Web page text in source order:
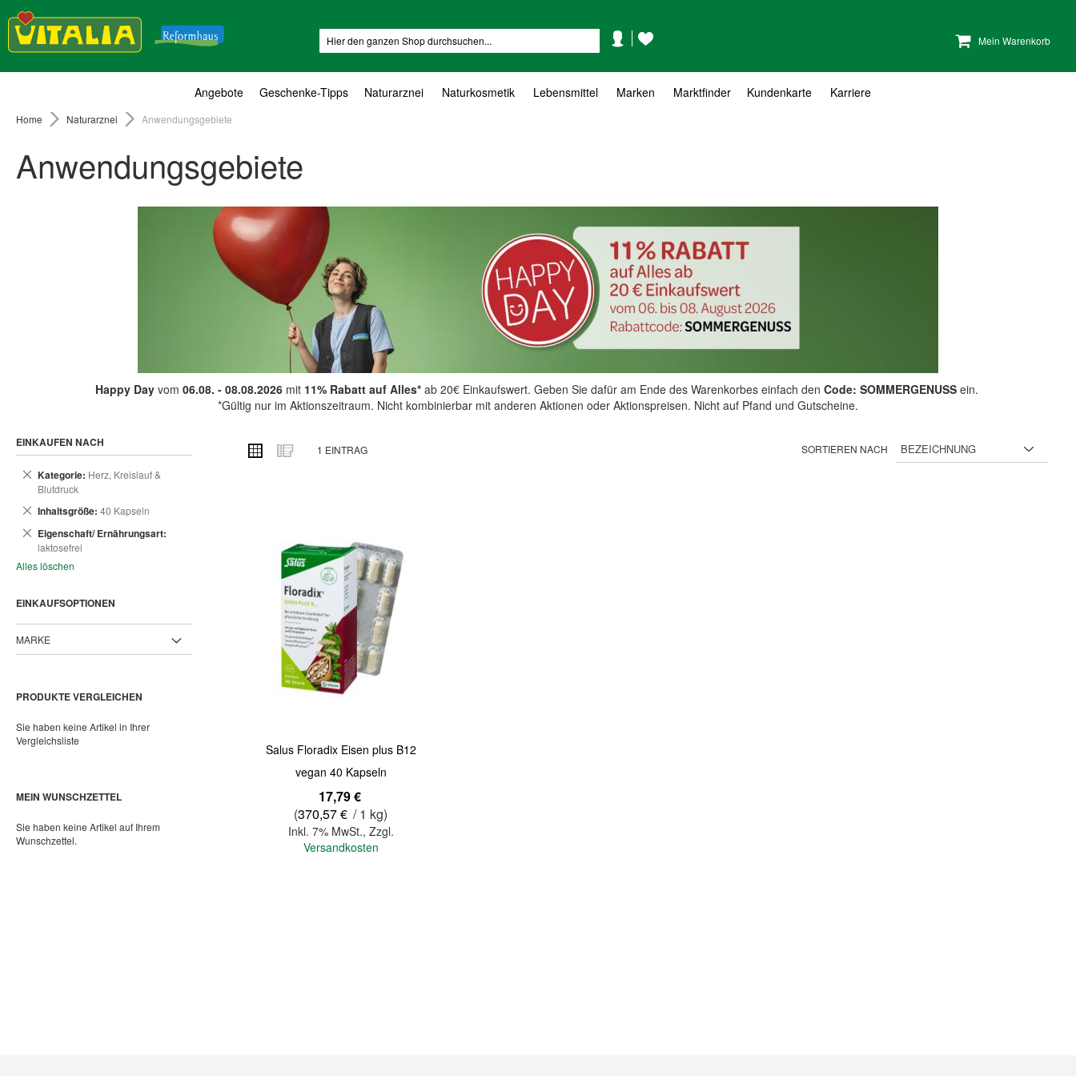
Mein Warenkorb
KontoWunschzettel
Angebote Geschenke-Tipps Naturarznei Naturkosmetik Lebensmittel Marken Marktfinder Kundenkarte Karriere
Home Naturarznei Anwendungsgebiete
Anwendungsgebiete
Happy Dayvom 06.08. - 08.08.2026mit 11% Rabatt auf Alles*ab 20€ Einkaufswert. Geben Sie dafür am Ende des Warenkorbes einfach den Code: SOMMERGENUSSein.
*Gültig nur im Aktionszeitraum. Nicht kombinierbar mit anderen Aktionen oder Aktionspreisen. Nicht auf Pfand und Gutscheine.
ANSICHT
ALS
Raster Liste
1 EINTRAG SORTIEREN NACH
Salus Floradix Eisen plus B12
vegan 40 Kapseln
17,79 €
(370,57 € / 1 kg)
Inkl. 7% MwSt., Zzgl.
Versandkosten
EINKAUFEN NACH
Kategorie Herz, Kreislauf &
Blutdruck
Dies
entfernen
Inhaltsgröße 40 Kapseln
Dies
Eigenschaft/ Ernährungsart
laktosefrei
Dies
entfernen
Alles löschen
EINKAUFSOPTIONEN
MARKE
PRODUKTE VERGLEICHEN
Sie haben keine Artikel in Ihrer
Vergleichsliste
MEIN WUNSCHZETTEL
Sie haben keine Artikel auf Ihrem
Wunschzettel.